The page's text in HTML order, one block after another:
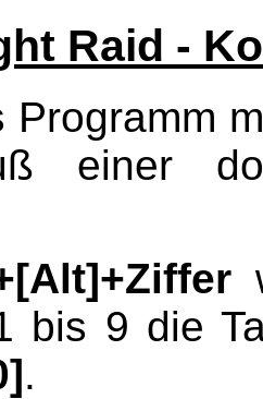
Raid -
Programm
einer
bis 9 die
.